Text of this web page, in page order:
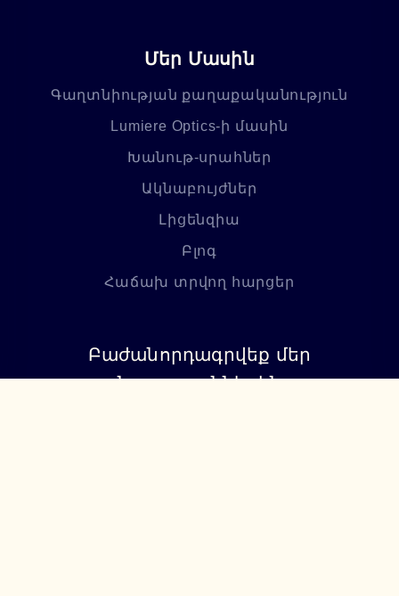
Մեր Մասին
Գաղտնիության քաղաքականություն
Lumiere Optics-ի մասին
Խանութ-սրահներ
Ակնաբույժներ
Լիցենզիա
Բլոգ
Հաճախ տրվող հարցեր
Բաժանորդագրվեք մեր
նորություններին